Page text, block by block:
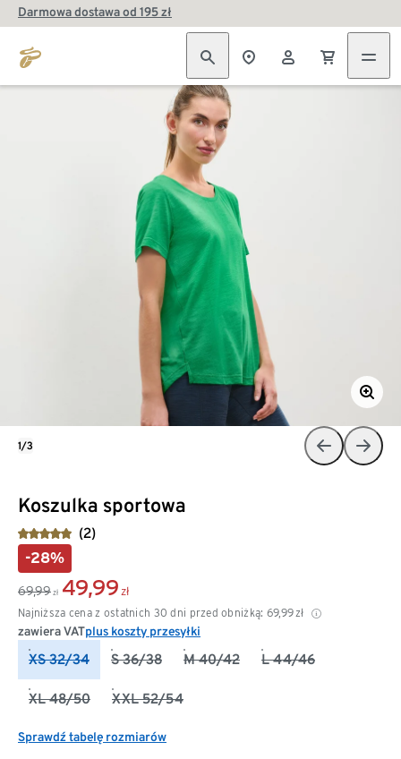
Darmowa dostawa od 195 zł
Koszulka sportowa
(2)
-28%
69,99 zł 49,99 zł
Najniższa cena z ostatnich 30 dni przed obniżką: 69,99zł
zawiera VATplus koszty przesyłki
XS 32/34 S 36/38 M 40/42 L 44/46
XL 48/50 XXL 52/54
Sprawdź tabelę rozmiarów
1/3